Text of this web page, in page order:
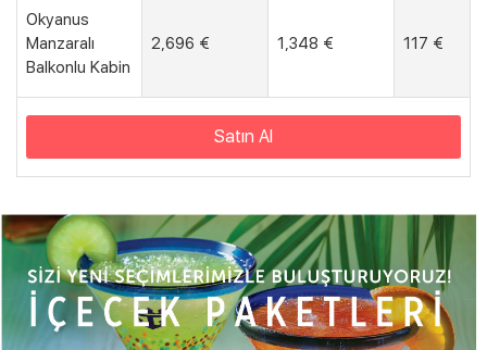
Okyanus
Manzaralı
Balkonlu Kabin
2,696 € 1,348 € 117 €
Satın Al